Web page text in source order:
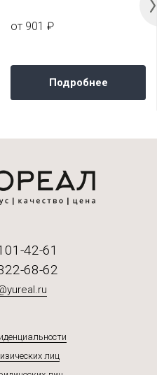
от 901 ₽
Подробнее
42-61
68-62
лиц